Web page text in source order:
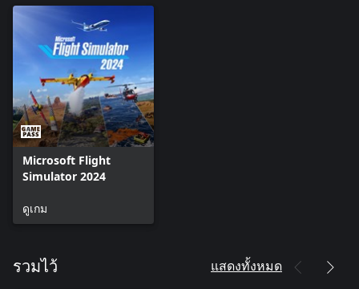
บรรทุกและผู้โดยสาร และระบบอิเล็กทรอนิกส์การบิน เช่น
Universal UNS-1 FMS และ Honeywell Primus Epic 2 การตรวจ
สภาพและการเดินตรวจสภาพภายนอกก่อนบินยิ่งเพิ่มความสมจริง
· วางแผนเที่ยวบินของคุณด้วยเครื่องมือวางแผนการบินที่ล้ำ
สมัยซึ่งรองรับทั้งเลเยอร์แผนที่แบบ IFR และ VFR, แผนภูมิ IFR, การ
วางแผนเส้นทาง, การวางแผนเชื้อเพลิงและน้ำหนักบรรทุก, การ
วางแผนโปรไฟล์แนวดิ่ง และการวางแผน ETOPS อีกทั้งยังให้ข้อมูล
เกี่ยวกับสนามบิน รวมถึงสภาพอากาศและ NOTAMS และพร้อมใช้
งานในซิม บนอุปกรณ์เคลื่อนที่ หรือเว็บเบราว์เซอร์ เพื่อวางแผนการ
บินนอกเกม
สำรวจโลกดิจิทัลสมจริงที่สวยตระการตา
เรา แผนที่ระดับความสูงแบบดิจิทัลที่ปรับปรุงใหม่ เมืองแบบ TIN
ภาพถ่าย ช่วยมอบประสบการณ์โลกดิจิทัลสมจริงที่งดงามตระการ
Microsoft Flight
Simulator 2024
ดูเกม
รวมไว้ แสดงทั้งหมด